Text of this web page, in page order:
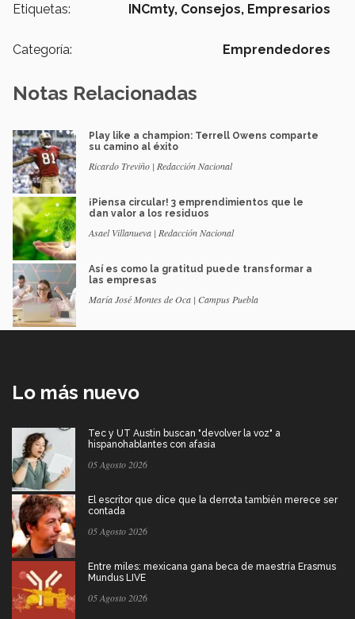
Etiquetas: INCmty, Consejos, Empresarios
Categoría: Emprendedores
Notas Relacionadas
Play like a champion: Terrell Owens comparte
su camino al éxito
Ricardo Treviño | Redacción Nacional
¡Piensa circular! 3 emprendimientos que le
dan valor a los residuos
Asael Villanueva | Redacción Nacional
Así es como la gratitud puede transformar a
las empresas
María José Montes de Oca | Campus Puebla
Lo más nuevo
Tec y UT Austin buscan "devolver la voz" a
hispanohablantes con afasia
05 Agosto 2026
El escritor que dice que la derrota también merece ser
contada
05 Agosto 2026
Entre miles: mexicana gana beca de maestría Erasmus
Mundus LIVE
05 Agosto 2026